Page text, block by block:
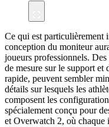
Ce qui est particulièrement
conception du moniteur
joueurs professionnels.
de mesure sur le support et
rapide, peuvent sembler
détails sur lesquels les
composent les
spécialement conçu pour
et Overwatch 2, où chaque